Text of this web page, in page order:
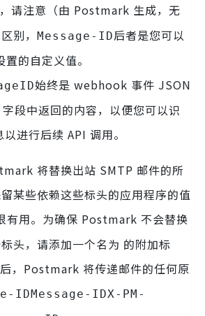
请注意（由 Postmark 生成，无
别，
Message-ID后者是您可以
置的自定义值。
始终是 webhook 事件 JSON
段中返回的内容，以便您可以识
进行后续 API 调用。
将替换出站 SMTP 邮件的所
某些依赖这些标头的应用程序的值
有用。为确保 Postmark 不会替换
头，请添加一个名为 的附加标
，Postmark 将传递邮件的任何原
IDMessage-IDX-PM-